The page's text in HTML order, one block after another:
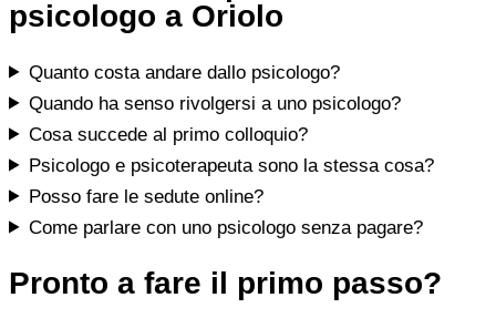
psicologo a Oriolo
Quanto costa andare dallo psicologo?
Quando ha senso rivolgersi a uno psicologo?
Cosa succede al primo colloquio?
Psicologo e psicoterapeuta sono la stessa cosa?
Posso fare le sedute online?
Come parlare con uno psicologo senza pagare?
Pronto a fare il primo passo?